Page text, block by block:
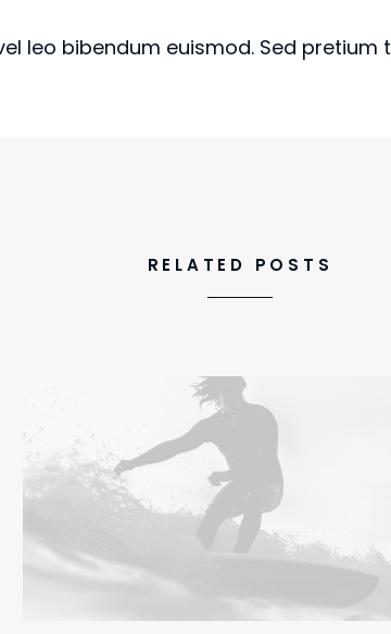
leo bibendum euismod. Sed
RELATED POSTS